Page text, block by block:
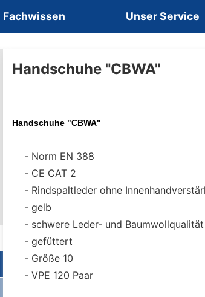
Fachwissen Unser Service
Handschuhe "CBWA"
Handschuhe "CBWA"
Norm EN 388
CE CAT 2
Rindspaltleder ohne
gelb
schwere Leder- und Baumwollqualität
gefüttert
Größe 10
VPE 120 Paar